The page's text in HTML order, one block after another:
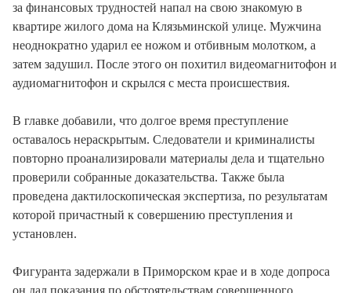
за финансовых трудностей напал на свою знакомую в
квартире жилого дома на Клязьминской улице. Мужчина
неоднократно ударил ее ножом и отбивным молотком, а
затем задушил. После этого он похитил видеомагнитофон и
аудиомагнитофон и скрылся с места происшествия.
В главке добавили, что долгое время преступление
оставалось нераскрытым. Следователи и криминалисты
повторно проанализировали материалы дела и тщательно
проверили собранные доказательства. Также была
проведена дактилоскопическая экспертиза, по результатам
которой причастный к совершению преступления и
установлен.
Фигуранта задержали в Приморском крае и в ходе допроса